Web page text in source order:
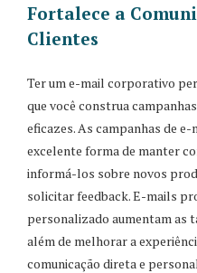
Fortalece a
Clientes
Ter um e-mail corporativo
que você construa
eficazes. As campanhas de
excelente forma de manter
informá-los sobre novos
solicitar feedback. E-mails
personalizado aumentam as
além de melhorar a
comunicação direta e